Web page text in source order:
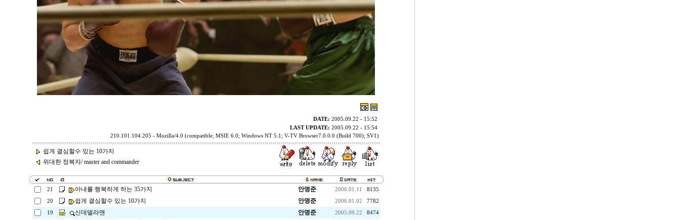
DATE: 2005.09.22 - 15:52
LAST UPDATE: 2005.09.22 - 15:54
210.101.104.205 - Mozilla/4.0 (compatible; MSIE 6.0; Windows NT 5.1; V-TV Browser7.0.0.0 (Build 700); SV1)
쉽게 결심할수 있는 10가지
위대한 정복자/ master and commander
21 아내를 행복하게 하는 35가지 안명준 2006.01.11 8135
20 쉽게 결심할수 있는 10가지 안명준 2006.01.02 7782
19 신데델라맨 안명준 2005.09.22 8474